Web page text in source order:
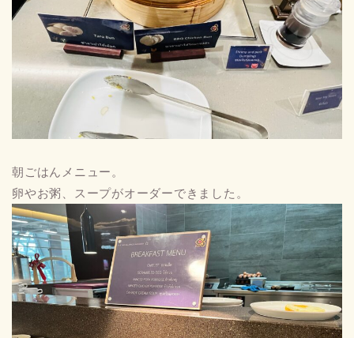
朝ごはんメニュー。
卵やお粥、スープがオーダーできました。